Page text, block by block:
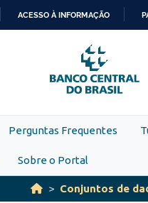
PARA
O
CONTEÚDO
ACESSO À INFORMAÇÃO
Perguntas Frequentes
Sobre o Portal
Conjuntos de